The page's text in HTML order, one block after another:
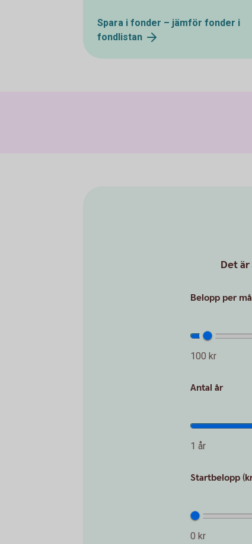
Spara i fonder – jämför fonder i
fondlistan
Det
Belopp per
100 kr
Antal år
1 år
Startbelopp
0 kr